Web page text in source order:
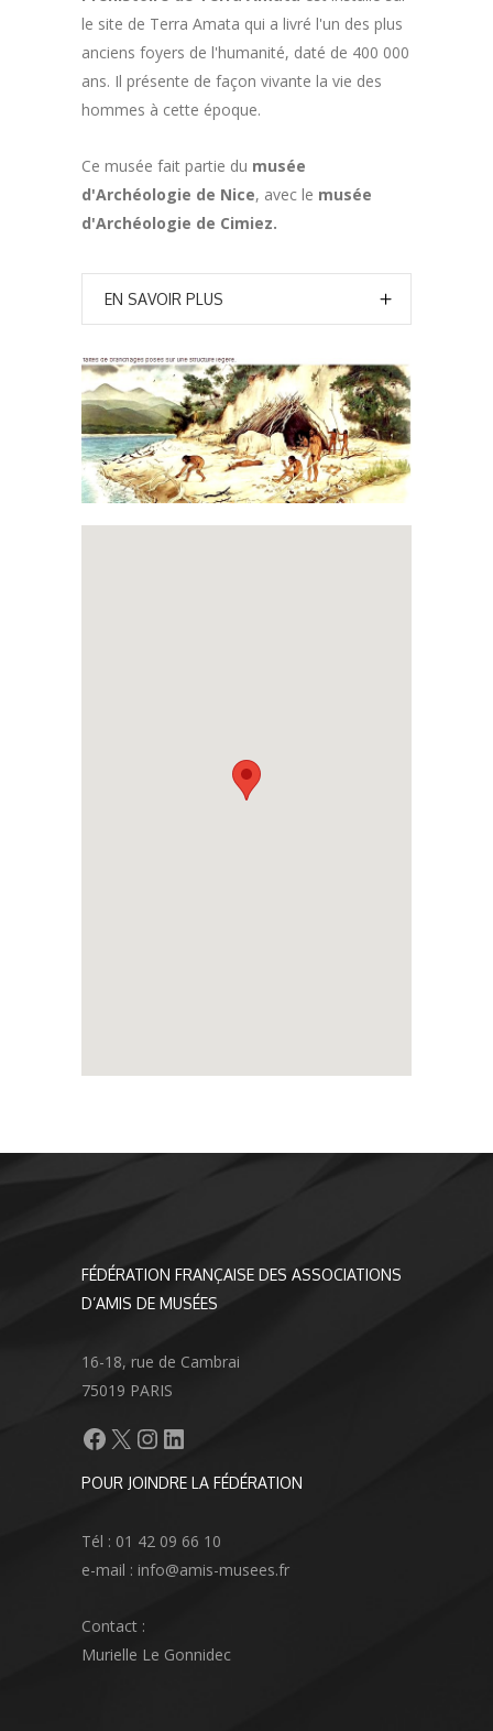
le site de Terra Amata qui a livré l'un des plus
anciens foyers de l'humanité, daté de 400 000
ans. Il présente de façon vivante la vie des
hommes à cette époque.
Ce musée fait partie du musée
d'Archéologie de Nice, avec le musée
d'Archéologie de Cimiez.
EN SAVOIR PLUS
FÉDÉRATION FRANÇAISE DES ASSOCIATIONS
D’AMIS DE MUSÉES
16-18, rue de Cambrai
75019 PARIS
Facebook
X Instagram
LinkedIn
POUR JOINDRE LA FÉDÉRATION
Tél : 01 42 09 66 10
e-mail : info@amis-musees.fr
Contact :
Murielle Le Gonnidec